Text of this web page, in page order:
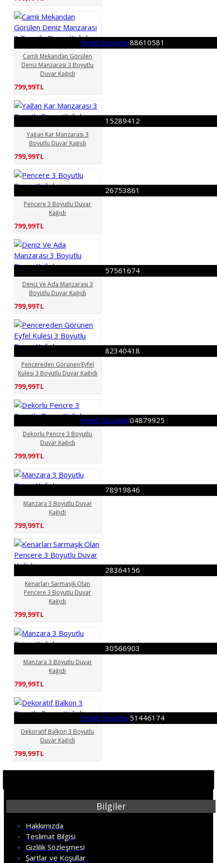
Renkli Duvarlar88610581
Camlı Mekandan Görülen
Deniz Manzarası 3 Boyutlu
Duvar Kağıdı
799,99TL
15289412
Yağan Kar Manzarası 3
Boyutlu Duvar Kağıdı
799,99TL
26753861
Pencere 3 Boyutlu Duvar
Kağıdı
799,99TL
57561674
Deniz Ve Ada Manzarası 3
Boyutlu Duvar Kağıdı
799,99TL
82340418
Pencereden Görünen Eyfel
Kulesi 3 Boyutlu Duvar Kağıdı
799,99TL
Renkli Duvarlar04879925
Dekorlu Pencre 3 Boyutlu
Duvar Kağıdı
799,99TL
78919846
Manzara 3 Boyutlu Duvar
Kağıdı
799,99TL
28364156
Kenarları Sarmaşık Olan
Pencere 3 Boyutlu Duvar
Kağıdı
799,99TL
30566903
Manzara 3 Boyutlu Duvar
Kağıdı
799,99TL
Renkli Duvarlar51446174
Dekoratif Balkon 3 Boyutlu
Duvar Kağıdı
799,99TL
Bilgiler
Hakkımızda
Teslimat Bilgisi
Gizlilik Sözleşmesi
Şartlar ve Koşullar